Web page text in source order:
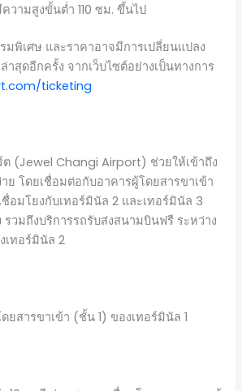
วามสูงขั้นต่ำ 110 ซม. ขึ้นไป
มพิเศษ และราคาอาจมีการเปลี่ยนแปลง
าสุดอีกครั้ง จากเว็บไซต์อย่างเป็นทางการ
ticketing
ต (Jewel Changi Airport) ช่วยให้เข้าถึง
ย โดยเชื่อมต่อกับอาคารผู้โดยสารขาเข้า
ชื่อมโยงกับเทอร์มินัล 2 และเทอร์มินัล 3
วมถึงบริการรถรับส่งสนามบินฟรี ระหว่าง
เทอร์มินัล 2
ยสารขาเข้า (ชั้น 1) ของเทอร์มินัล 1